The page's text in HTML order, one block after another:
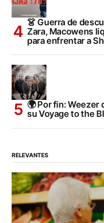
👗 Guerra de
Zara, Macowens
para enfrentar a
🌍 Por fin: Weezer
su Voyage to the
RELEVANTES